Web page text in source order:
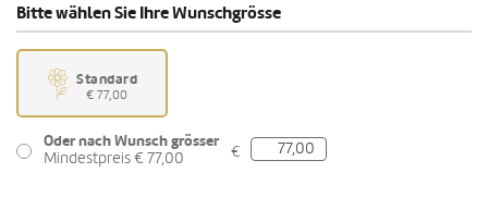
Bitte wählen Sie Ihre Wunschgrösse
Standard
€ 77,00
Oder nach Wunsch grösser
Mindestpreis € 77,00
€